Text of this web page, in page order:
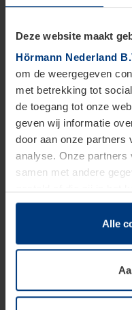
Deze website maakt
Hörmann Nederland
om de weergegeven
met betrekking tot
de toegang tot onze
geven wij informatie
door aan onze partners
analyse. Onze partners
samen met andere
dienstverlening hebben
Juridisch zijn wij
onze pagina's absoluut
soorten cookies is uw
toestemming kunt u op
Alle